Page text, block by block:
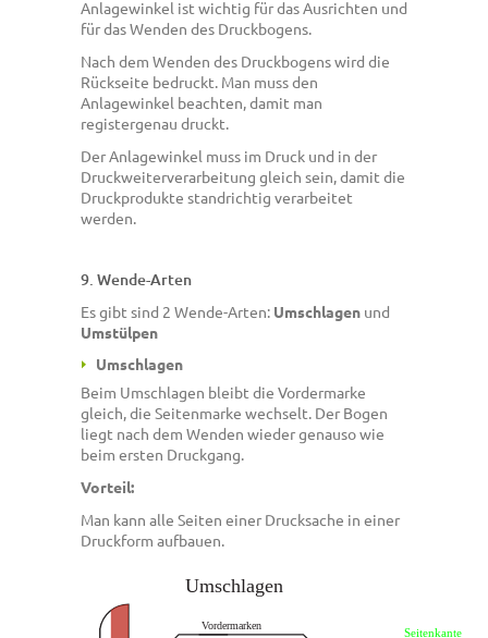
Anlagewinkel ist wichtig für das Ausrichten und
für das Wenden des Druckbogens.
Nach dem Wenden des Druckbogens wird die
Rückseite bedruckt. Man muss den
Anlagewinkel beachten, damit man
registergenau druckt.
Der Anlagewinkel muss im Druck und in der
Druckweiterverarbeitung gleich sein, damit die
Druckprodukte standrichtig verarbeitet
werden.
9. Wende-Arten
Es gibt sind 2 Wende-Arten: Umschlagen und
Umstülpen
Umschlagen
Beim Umschlagen bleibt die Vordermarke
gleich, die Seitenmarke wechselt. Der Bogen
liegt nach dem Wenden wieder genauso wie
beim ersten Druckgang.
Vorteil:
Man kann alle Seiten einer Drucksache in einer
Druckform aufbauen.